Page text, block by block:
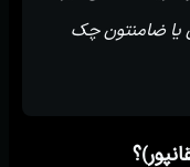
یا ضامنتون چک